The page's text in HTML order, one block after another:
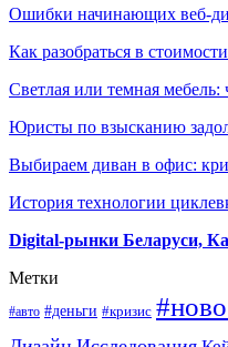
Ошибки начинающих веб-
Как разобраться в
Светлая или темная
Юристы по взысканию
Выбираем диван в офис:
История технологии
Digital-рынки Беларуси,
Метки
#авто #деньги #кризис